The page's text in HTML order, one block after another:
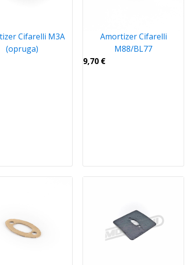
Cifarelli M3A
(opruga)
Amortizer Cifarelli
M88/BL77
9,70 €